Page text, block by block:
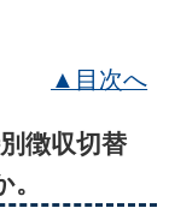
▲目次へ
徴収切替